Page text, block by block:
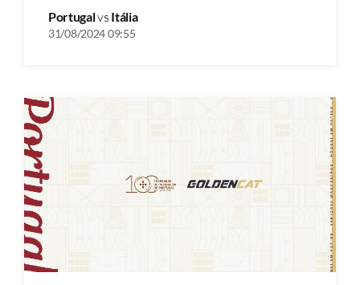
Portugalvs Itália
31/08/2024 09:55